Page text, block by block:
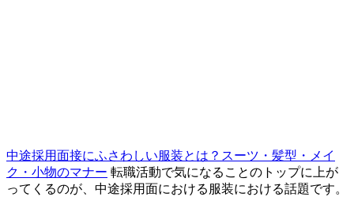
中途採用面接にふさわしい服装とは？スーツ・髪型・メイ
ク・小物のマナー 転職活動で気になることのトップに上が
ってくるのが、中途採用面における服装における話題です。